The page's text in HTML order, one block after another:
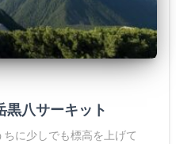
八サーキット
に少しでも標高を上げて